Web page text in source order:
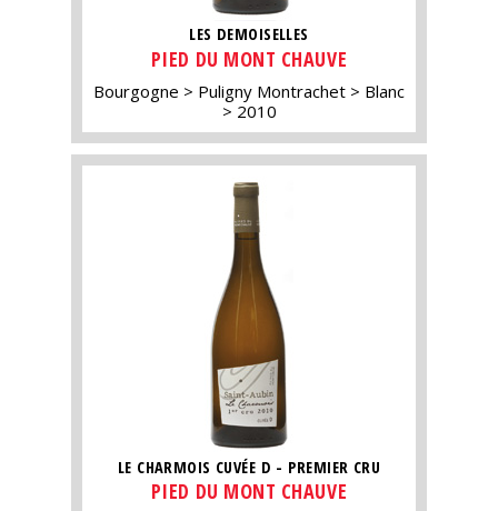
LES DEMOISELLES
PIED DU MONT CHAUVE
Bourgogne Puligny Montrachet
Blanc
2010
LE CHARMOIS CUVÉE D - PREMIER CRU
PIED DU MONT CHAUVE